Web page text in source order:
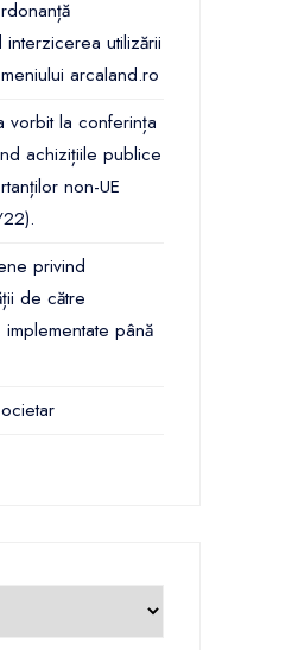
utilizării
arcaland.ro
vorbit la conferința
achizițiile publice
non-UE
privind
de către
până